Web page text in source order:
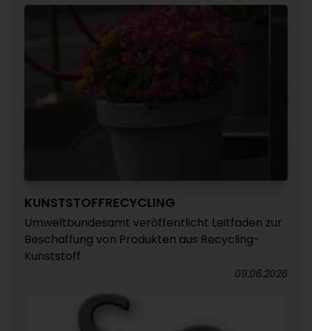
KUNSTSTOFFRECYCLING
Umweltbundesamt veröffentlicht Leitfaden zur
Beschaffung von Produkten aus Recycling-
Kunststoff
09.06.2026